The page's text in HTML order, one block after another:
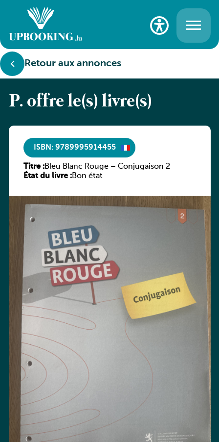
Retour aux annonces
P. offre le(s) livre(s)
ISBN: 9789995914455
Titre :Bleu Blanc Rouge – Conjugaison 2
État du livre :Bon état